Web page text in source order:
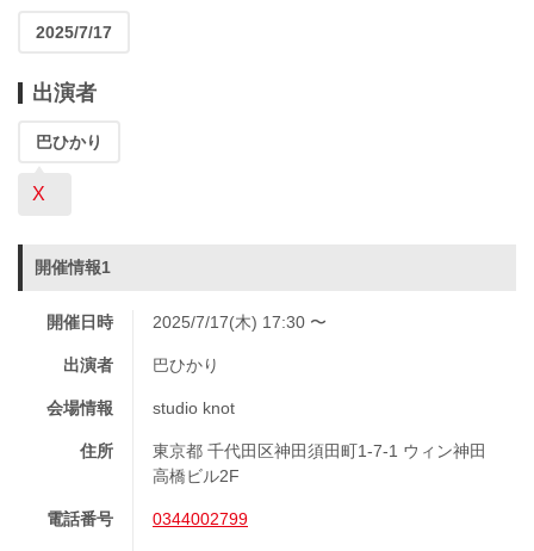
2025/7/17
出演者
巴ひかり
X
開催情報1
開催日時 2025/7/17(木) 17:30 〜
出演者 巴ひかり
会場情報 studio knot
住所
東京都 千代田区神田須田町1-7-1 ウィン神田
高橋ビル2F
電話番号 0344002799